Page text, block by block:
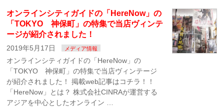
オンラインシティガイドの「HereNow」の
「TOKYO 神保町」の特集で当店ヴィンテ
ージが紹介されました！
2019年5月17日 メディア情報
オンラインシティガイドの「HereNow」の
「TOKYO 神保町」の特集で当店ヴィンテージ
が紹介されました！ 掲載web記事はコチラ！！
「HereNow」とは？ 株式会社CINRAが運営する
アジアを中心としたオンライン …